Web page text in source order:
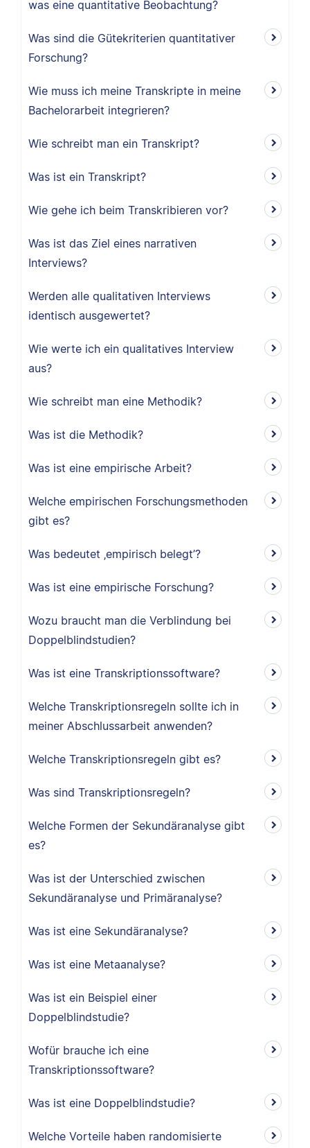
was eine quantitative Beobachtung?
Was sind die Gütekriterien quantitativer
Forschung?
Wie muss ich meine Transkripte in meine
Bachelorarbeit integrieren?
Wie schreibt man ein Transkript?
Was ist ein Transkript?
Wie gehe ich beim Transkribieren vor?
Was ist das Ziel eines narrativen
Interviews?
Werden alle qualitativen Interviews
identisch ausgewertet?
Wie werte ich ein qualitatives Interview
aus?
Wie schreibt man eine Methodik?
Was ist die Methodik?
Was ist eine empirische Arbeit?
Welche empirischen Forschungsmethoden
gibt es?
Was bedeutet ‚empirisch belegt’?
Was ist eine empirische Forschung?
Wozu braucht man die Verblindung bei
Doppelblindstudien?
Was ist eine Transkriptionssoftware?
Welche Transkriptionsregeln sollte ich in
meiner Abschlussarbeit anwenden?
Welche Transkriptionsregeln gibt es?
Was sind Transkriptionsregeln?
Welche Formen der Sekundäranalyse gibt
es?
Was ist der Unterschied zwischen
Sekundäranalyse und Primäranalyse?
Was ist eine Sekundäranalyse?
Was ist eine Metaanalyse?
Was ist ein Beispiel einer
Doppelblindstudie?
Wofür brauche ich eine
Transkriptionssoftware?
Was ist eine Doppelblindstudie?
Welche Vorteile haben randomisierte